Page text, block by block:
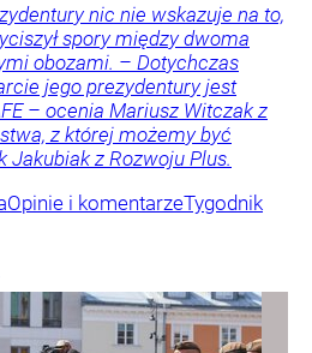
nic nie wskazuje na to,
spory między dwoma
obozami. – Dotychczas
jego prezydentury jest
– ocenia Mariusz Witczak z
z której możemy być
z Rozwoju Plus.
Opinie i komentarzeTygodnik